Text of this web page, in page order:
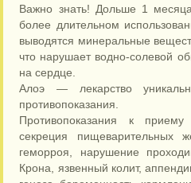
Важно знать! Дольше 1
более длительном
выводятся минеральные
что нарушает водно-солевой
на сердце.
Алоэ — лекарство
противопоказания.
Противопоказания к
секреция пищеварительных
геморроя, нарушение
Крона, язвенный колит,